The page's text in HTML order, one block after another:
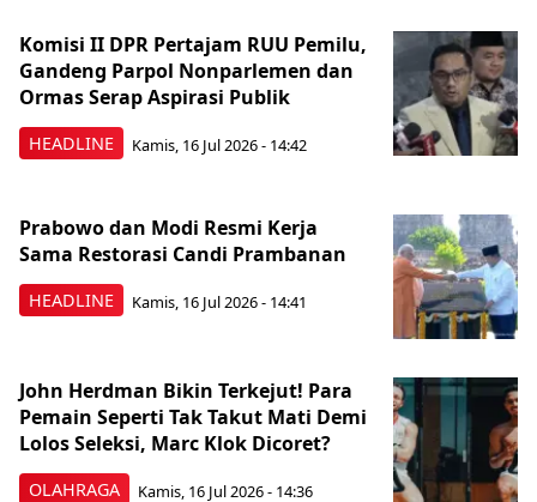
HEADLINE
Komisi II DPR Pertajam RUU Pemilu,
Gandeng Parpol Nonparlemen dan
Ormas Serap Aspirasi Publik
Kamis, 16 Jul 2026 - 14:42
HEADLINE
Prabowo dan Modi Resmi Kerja
Sama Restorasi Candi Prambanan
Kamis, 16 Jul 2026 - 14:41
OLAHRAGA
John Herdman Bikin Terkejut! Para
Pemain Seperti Tak Takut Mati Demi
Lolos Seleksi, Marc Klok Dicoret?
Kamis, 16 Jul 2026 - 14:36